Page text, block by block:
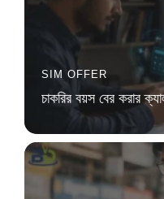
SIM OFFER
চাকরির বয়স বের করার